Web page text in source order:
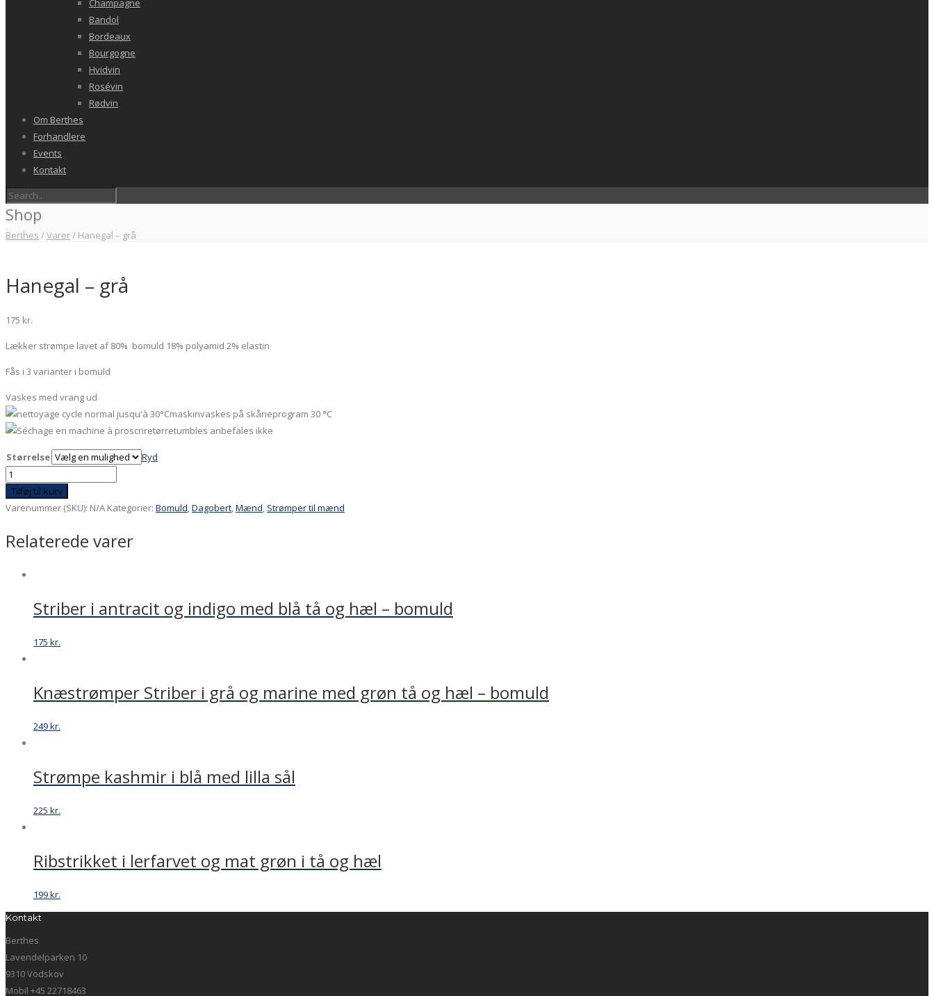
Champagne
Bandol
Bordeaux
Bourgogne
Hvidvin
Rosévin
Rødvin
Om Berthes
Forhandlere
Events
Kontakt
Shop
Berthes /Varer/ Hanegal – grå
Hanegal – grå
175 kr.
Lækker strømpe lavet af 80% bomuld 18% polyamid 2% elastin
Fås i 3 varianter i bomuld
Vaskes med vrang ud
maskinvaskes på skåneprogram 30 °C
tørretumbles anbefales ikke
Størrelse
Ryd
Hanegal
grå
Tilføj til kurv
Varenummer (SKU): N/A Kategorier: Bomuld Dagobert Mænd Strømper til mænd
Relaterede varer
Striber i antracit og indigo med blå tå og hæl – bomuld
175 kr.
Knæstrømper Striber i grå og marine med grøn tå og hæl – bomuld
249kr.
Strømpe kashmir i blå med lilla sål
225 kr.
Ribstrikket i lerfarvet og mat grøn i tå og hæl
199kr.
Kontakt
Berthes
Lavendelparken 10
9310 Vodskov
Mobil +45 22718463